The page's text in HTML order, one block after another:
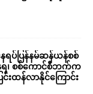
ရပ်ပြန်နမ်ဆန်ယန်စစ်
ရ၊ စစ်ကောင်စီဘက်က
ထန်လာနိုင်ကြောင်း